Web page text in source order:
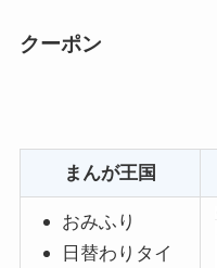
クーポン
まんが王国
おみふり
日替わりタイ